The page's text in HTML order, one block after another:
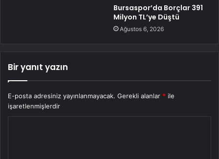
Bursaspor’da Borçlar 391
Milyon TL’ye Düştü
Ağustos 6, 2026
Bir yanıt yazın
E-posta adresiniz yayınlanmayacak. Gerekli alanlar * ile
işaretlenmişlerdir